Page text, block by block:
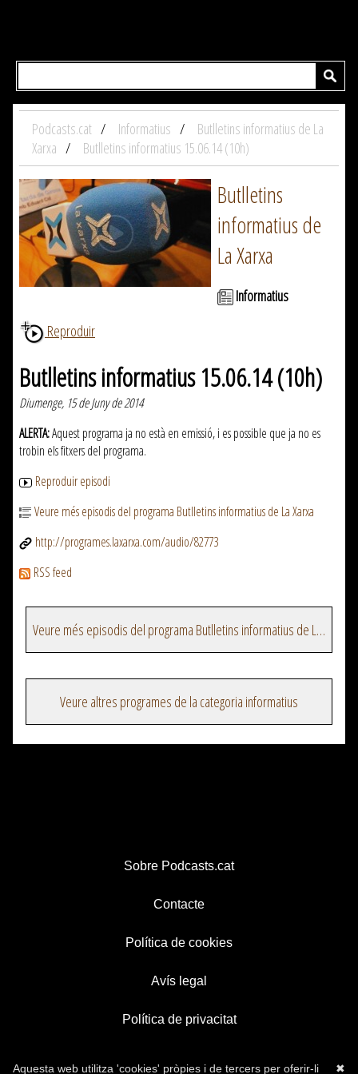
Podcasts.cat Informatius
Butlletins informatius de La
Xarxa
Butlletins informatius 15.06.14 (10h)
Butlletins
informatius de
La Xarxa
Informatius
Reproduir
Butlletins informatius 15.06.14 (10h)
Diumenge, 15 de Juny de 2014
ALERTA:Aquest programa ja no està en emissió, i es possible que ja no es
trobin els fitxers del programa.
Reproduir episodi
Veure més episodis del programa Butlletins informatius de La Xarxa
http://programes.laxarxa.com/audio/82773
RSS feed
Veure més episodis del programa Butlletins informatius de La Xarxa
Veure altres programes de la categoria informatius
Sobre Podcasts.cat
Contacte
Política de cookies
Avís legal
Política de privacitat
✖
Aquesta web utilitza 'cookies' pròpies i de tercers per oferir-li